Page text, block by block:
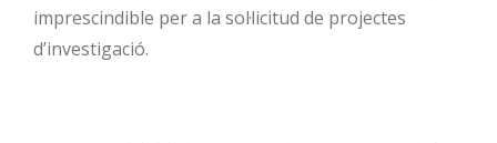
imprescindible per a la sol·licitud de projectes
d’investigació.